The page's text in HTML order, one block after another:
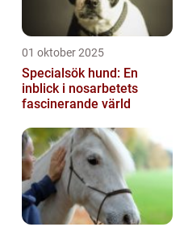
01 oktober 2025
Specialsök hund: En
inblick i nosarbetets
fascinerande värld